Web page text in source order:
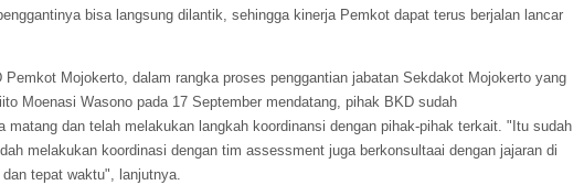
bisa langsung dilantik, sehingga kinerja Pemkot dapat terus berjalan lancar
Mojokerto, dalam rangka proses penggantian jabatan Sekdakot Mojokerto yang
Moenasi Wasono pada 17 September mendatang, pihak BKD sudah
matang dan telah melakukan langkah koordinansi dengan pihak-pihak terkait. "Itu sudah
melakukan koordinasi dengan tim assessment juga berkonsultaai dengan jajaran di
tepat waktu", lanjutnya.